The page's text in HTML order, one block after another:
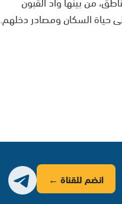
حياة السكان ومصادر دخلهم.
انضم للقناة ←